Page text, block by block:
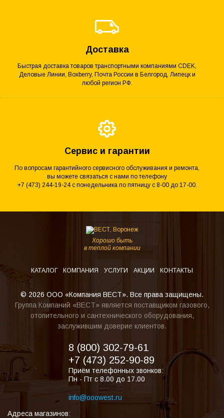
Доставка
Быстрая доставка товаров транспортными компаниями CDEK,
Деловые Линии, Boxberry, Почта России в Белгород, Липецк и
любой регион РФ.
Сервис и гарантии
По вопросам гарантийного сервисного обслуживания и ремонта,
вы можете связаться с нами по телефону
+7 (473) 244-19-24 с понедельника по пятницу с 8-00 до 17-00.
Хорошо быть
в теплой компании
КАТАЛОГ КОМПАНИЯ УСЛУГИ АКЦИИ КОНТАКТЫ
© 2026 ООО «Компания ВЕСТ». Все права защищены.
Группа Компаний «ВЕСТ» является поставщиком газового,
отопительного и сантехнического оборудования,
заслужившим доверие клиентов.
8 (800) 302-79-61
+7 (473) 252-90-89
Приём телефонных звонков:
Пн - Пт с 8.00 до 17.00
info@ooowest.ru
Адреса магазинов: